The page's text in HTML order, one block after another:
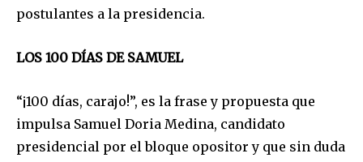
postulantes a la presidencia.
LOS 100 DÍAS DE SAMUEL
“¡100 días, carajo!”, es la frase y propuesta que
impulsa Samuel Doria Medina, candidato
presidencial por el bloque opositor y que sin duda